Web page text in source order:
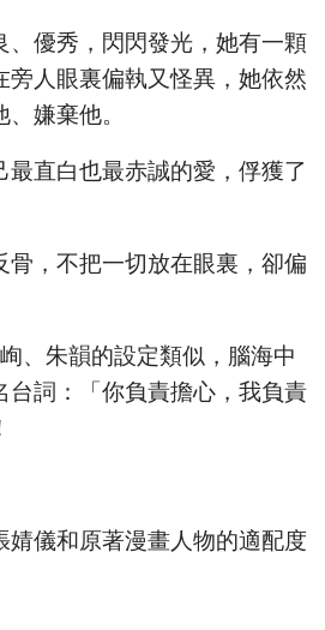
、優秀，閃閃發光，她有一顆
旁人眼裏偏執又怪異，她依然
嫌棄他。
最直白也最赤誠的愛，俘獲了
骨，不把一切放在眼裏，卻偏
、朱韻的設定類似，腦海中
台詞：「你負責擔心，我負責
婧儀和原著漫畫人物的適配度